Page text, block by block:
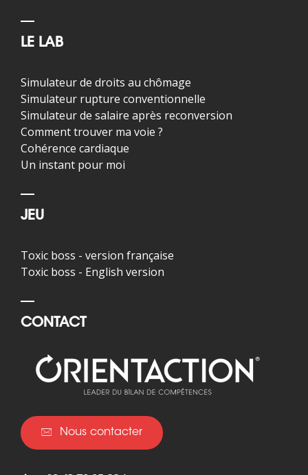
LE LAB
Simulateur de droits au chômage
Simulateur rupture conventionnelle
Simulateur de salaire après reconversion
Comment trouver ma voie ?
Cohérence cardiaque
Un instant pour moi
JEU
Toxic boss - version française
Toxic boss - English version
CONTACT
Nous contacter